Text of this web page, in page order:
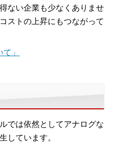
ない企業も少なくありませ
ストの上昇にもつながって
」
では依然としてアナログな
しています。